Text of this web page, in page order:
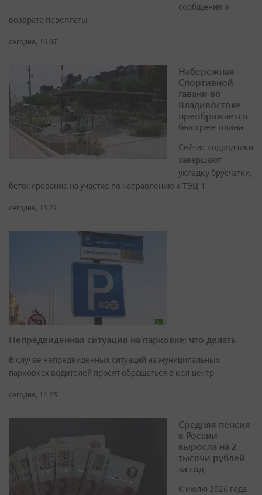
сообщения о
возврате переплаты
сегодня, 16:07
Набережная
Спортивной
гавани во
Владивостоке
преображается
быстрее плана
Сейчас подрядчики
завершают
укладку брусчатки,
бетонирование на участке по направлению к ТЭЦ-1
сегодня, 15:22
Непредвиденная ситуация на парковке: что делать
В случае непредвиденных ситуаций на муниципальных
парковках водителей просят обращаться в кол-центр
сегодня, 14:25
Средняя пенсия
в России
выросла на 2
тысячи рублей
за год
К июлю 2026 года